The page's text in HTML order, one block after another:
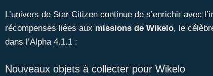
L’univers de Star Citizen continue de s’enrichir avec
récompenses liées aux missions de Wikelo, le
dans l’Alpha 4.1.1 :
Nouveaux objets à collecter pour Wikelo